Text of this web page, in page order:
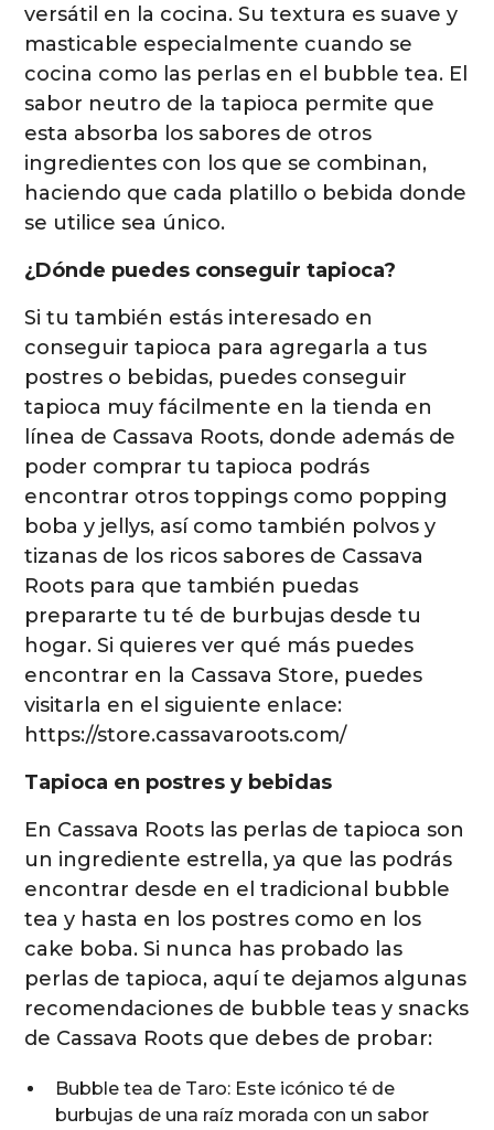
versátil en la cocina. Su textura es suave y
masticable especialmente cuando se
cocina como las perlas en el bubble tea. El
sabor neutro de la tapioca permite que
esta absorba los sabores de otros
ingredientes con los que se combinan,
haciendo que cada platillo o bebida donde
se utilice sea único.
¿Dónde puedes conseguir tapioca?
Si tu también estás interesado en
conseguir tapioca para agregarla a tus
postres o bebidas, puedes conseguir
tapioca muy fácilmente en la tienda en
línea de Cassava Roots, donde además de
poder comprar tu tapioca podrás
encontrar otros toppings como popping
boba y jellys, así como también polvos y
tizanas de los ricos sabores de Cassava
Roots para que también puedas
prepararte tu té de burbujas desde tu
hogar. Si quieres ver qué más puedes
encontrar en la Cassava Store, puedes
visitarla en el siguiente enlace:
https://store.cassavaroots.com/
Tapioca en postres y bebidas
En Cassava Roots las perlas de tapioca son
un ingrediente estrella, ya que las podrás
encontrar desde en el tradicional bubble
tea y hasta en los postres como en los
cake boba. Si nunca has probado las
perlas de tapioca, aquí te dejamos algunas
recomendaciones de bubble teas y snacks
de Cassava Roots que debes de probar:
Bubble tea de Taro: Este icónico té de
burbujas de una raíz morada con un sabor